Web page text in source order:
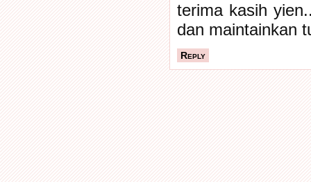
terima kasih
dan maintainkan
Reply